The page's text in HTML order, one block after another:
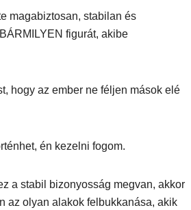
magabiztosan, stabilan és
figurát, akibe
hogy az ember ne féljen mások elé
én kezelni fogom.
a stabil bizonyosság megvan, akkor
az olyan alakok felbukkanása, akik